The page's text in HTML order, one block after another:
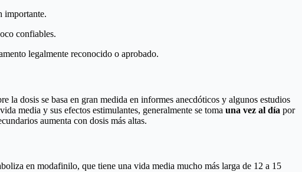
importante.
confiables.
legalmente reconocido o aprobado.
dosis se basa en gran medida en informes anecdóticos y algunos estudios
media y sus efectos estimulantes, generalmente se toma una vez al día por
aumenta con dosis más altas.
en modafinilo, que tiene una vida media mucho más larga de 12 a 15